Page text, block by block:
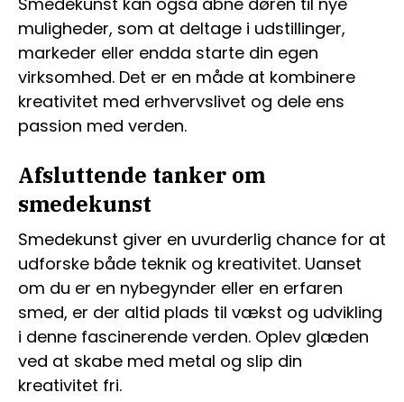
muligheder, som at deltage i udstillinger,
markeder eller endda starte din egen
virksomhed. Det er en måde at kombinere
kreativitet med erhvervslivet og dele ens
passion med verden.
Afsluttende tanker om
smedekunst
Smedekunst giver en uvurderlig chance for at
udforske både teknik og kreativitet. Uanset
om du er en nybegynder eller en erfaren
smed, er der altid plads til vækst og udvikling
i denne fascinerende verden. Oplev glæden
ved at skabe med metal og slip din
kreativitet fri.